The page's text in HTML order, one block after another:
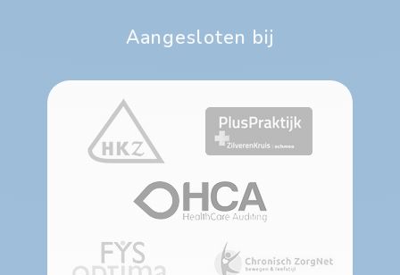
Aangesloten bij